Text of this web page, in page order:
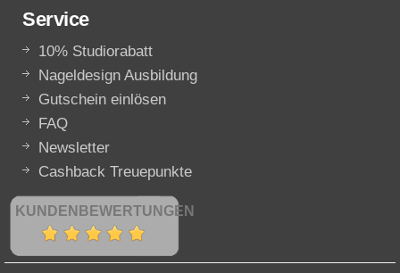
Service
10% Studiorabatt
Nageldesign Ausbildung
Gutschein einlösen
FAQ
Newsletter
Cashback Treuepunkte
KUNDENBEWERTUNGEN